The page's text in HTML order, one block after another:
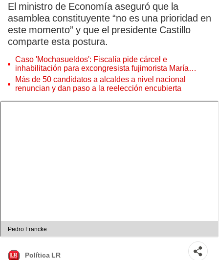
El ministro de Economía aseguró que la
asamblea constituyente “no es una prioridad en
este momento” y que el presidente Castillo
comparte esta postura.
Caso 'Mochasueldos': Fiscalía pide cárcel e
inhabilitación para excongresista fujimorista María
Cordero Jon Tay
Más de 50 candidatos a alcaldes a nivel nacional
renuncian y dan paso a la reelección encubierta
Pedro Francke
Política LR